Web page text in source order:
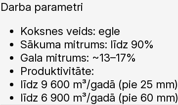
Darba parametri
Koksnes veids: egle
Sākuma mitrums: līdz 90%
Gala mitrums: ~13–17%
Produktivitāte:
līdz 9 600 m³/gadā (pie 25 mm)
līdz 6 900 m³/gadā (pie 60 mm)